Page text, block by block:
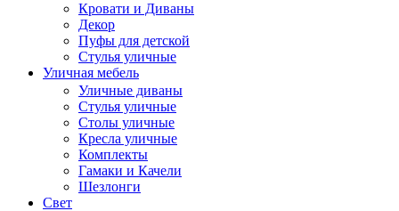
Кровати и Диваны
Декор
Пуфы для детской
Стулья уличные
Уличная мебель
Уличные диваны
Стулья уличные
Столы уличные
Кресла уличные
Комплекты
Гамаки и Качели
Шезлонги
Свет